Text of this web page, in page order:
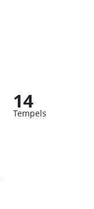
14
Tempels